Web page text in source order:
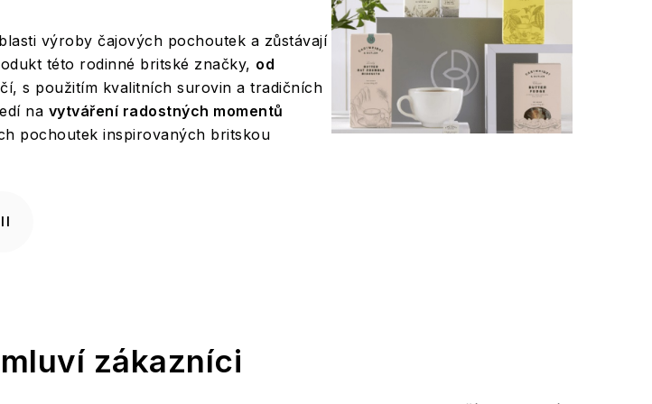
výroby čajových pochoutek a zůstávají
této rodinné britské značky, od
s použitím kvalitních surovin a tradičních
na vytváření radostných momentů
pochoutek inspirovaných britskou